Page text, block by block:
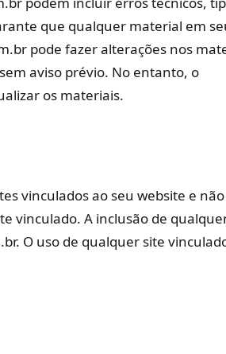
que qualquer material em
pode fazer alterações nos
aviso prévio. No entanto, o
os materiais.
vinculados ao seu website e não
vinculado. A inclusão de
O uso de qualquer site